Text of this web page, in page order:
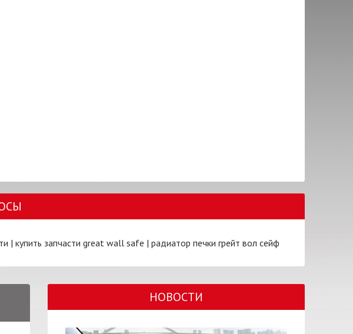
| купить запчасти great wall safe | радиатор печки грейт вол сейф
НОВОСТИ